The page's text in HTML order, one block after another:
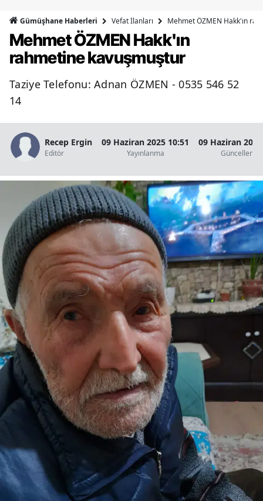
Bingöl
Bitlis
Bolu
Çanakkale
Çankırı
Çorum
Denizli
Diyarbakır
Edirne
Elazığ
Erzincan
Erzurum
Eskişehir
Gaziantep
Giresun
Gümüşhane
Hakkari
Hatay
Gümüşhane Haberleri Vefat İlanları Mehmet ÖZMEN Hakk'ın
Mehmet ÖZMEN Hakk'ın
rahmetine kavuşmuştur
Taziye Telefonu: Adnan ÖZMEN - 0535 546 52
14
Recep Ergin
Editör
09 Haziran 2025 10:51
Yayınlanma
09 Haziran